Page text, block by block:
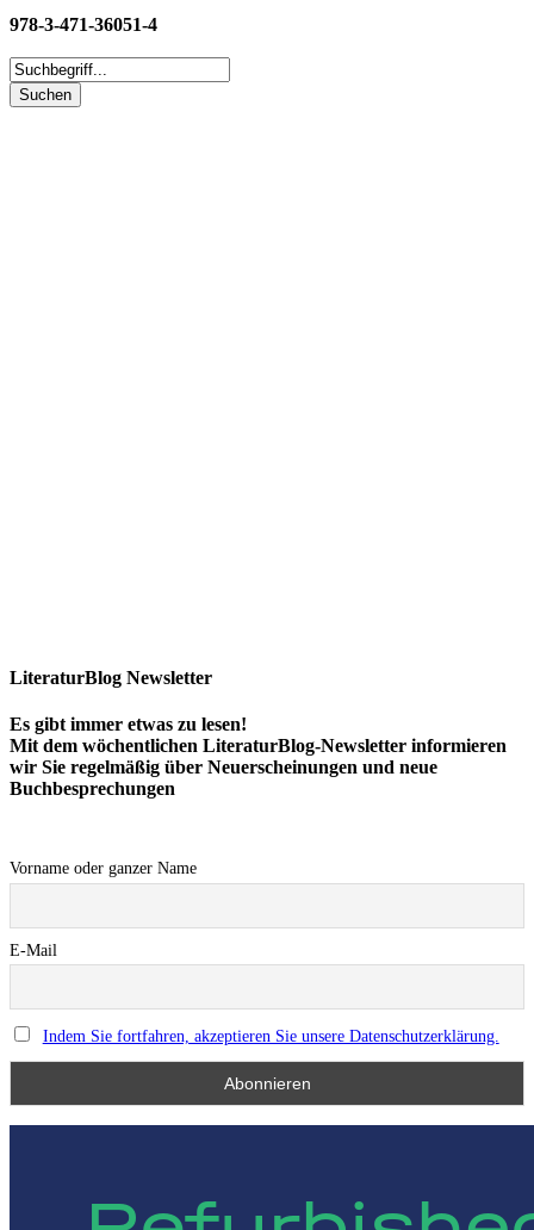
978-3-471-36051-4
LiteraturBlog Newsletter
Es gibt immer etwas zu lesen!
Mit dem wöchentlichen LiteraturBlog-Newsletter informieren
wir Sie regelmäßig über Neuerscheinungen und neue
Buchbesprechungen
Vorname oder ganzer Name
E-Mail
Indem Sie fortfahren, akzeptieren Sie unsere Datenschutzerklärung.